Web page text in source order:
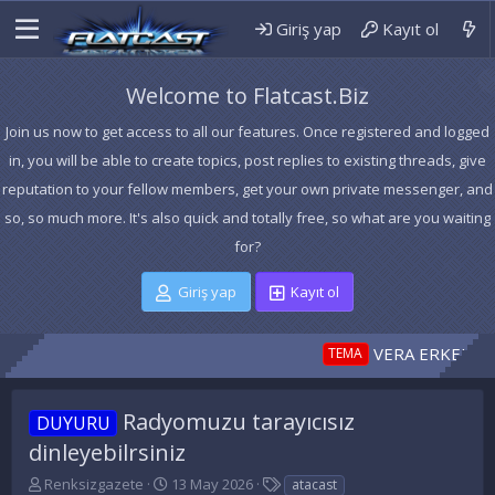
Giriş yap Kayıt ol
Welcome to Flatcast.Biz
Join us now to get access to all our features. Once registered and logged
in, you will be able to create topics, post replies to existing threads, give
reputation to your fellow members, get your own private messenger, and
so, so much more. It's also quick and totally free, so what are you waiting
for?
Giriş yap Kayıt ol
VERA ERKEK TEMA
DUYURU
Radyomuzu tarayıcısız
dinleyebilrsiniz
K
Renksizgazete
B13 May 2026
Eatacast